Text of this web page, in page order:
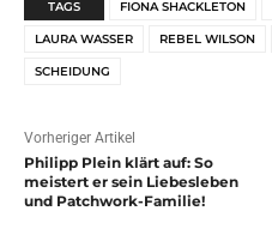
TAGS FIONA SHACKLETON
LAURA WASSER REBEL WILSON
SCHEIDUNG
Vorheriger Artikel
Philipp Plein klärt auf: So
meistert er sein Liebesleben
und Patchwork-Familie!